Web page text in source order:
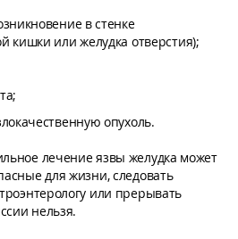
в стенке
кишки или желудка отверстия);
опухоль.
лечение язвы желудка может
для жизни, следовать
или прерывать
нельзя.